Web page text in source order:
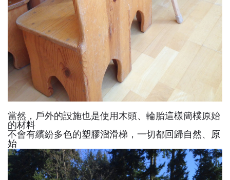
當然，戶外的設施也是使用木頭、輪胎這樣簡樸原始
的材料
不會有繽紛多色的塑膠溜滑梯，一切都回歸自然、原
始